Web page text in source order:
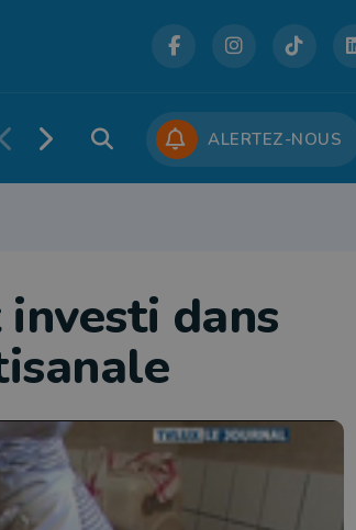
TV PODCASTS CONCOURS
ALERTEZ-NOUS
dans